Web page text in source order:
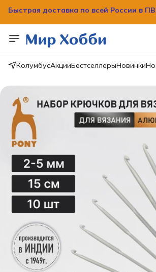
Быстрая доставка по всей России в
вашим домом!
КолумбусАкцииБестселлерыНовинки